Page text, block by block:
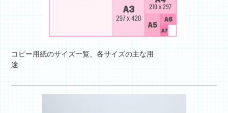
コピー用紙のサイズ一覧、各サイズの主な用
途